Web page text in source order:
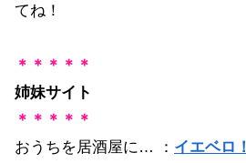
てね！
＊＊＊＊＊
姉妹サイト
＊＊＊＊＊
おうちを居酒屋に… ： イエベロ！